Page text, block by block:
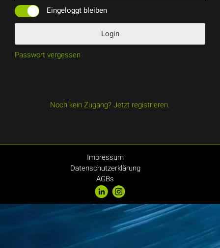
Eingeloggt bleiben
Login
Passwort vergessen
Noch kein Zugang? Jetzt registrieren.
Impressum
Datenschutzerklärung
AGBs